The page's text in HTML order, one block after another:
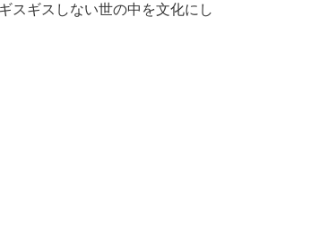
スギスしない世の中を文化にし